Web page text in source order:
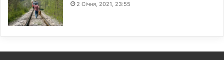
2 Січня, 2021, 23:55